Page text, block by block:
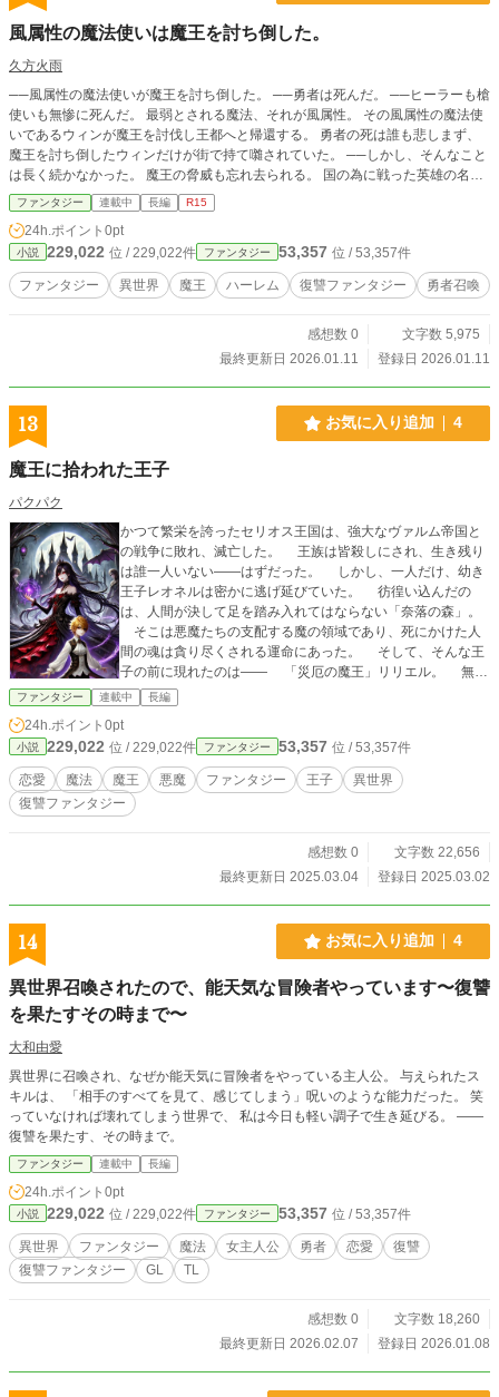
風属性の魔法使いは魔王を討ち倒した。
久方火雨
──風属性の魔法使いが魔王を討ち倒した。 ──勇者は死んだ。 ──ヒーラーも槍
使いも無惨に死んだ。 最弱とされる魔法、それが風属性。 その風属性の魔法使
いであるウィンが魔王を討伐し王都へと帰還する。 勇者の死は誰も悲しまず、
魔王を討ち倒したウィンだけが街で持て囃されていた。 ──しかし、そんなこと
は長く続かなかった。 魔王の脅威も忘れ去られる。 国の為に戦った英雄の名さ
えも。 平和ボケしたくそったれな世界。 功績を残したウィンさえもただの時の
人。 国王はそんなことさえも忘れたらしい。 仲間を失ったウィンの精神的ダメ
ージは蓄積していった。 「なぁ勇者……俺達はどうして戦っていたんだろう
な」 ウィンは勇者の名前も顔も思い出せなくなった頃、ある咄嗟の閃きをす
る。 「こんなクソったれな世界ならいっそ壊してしまおうか」 ウィンの復讐が
始まる。 共に復讐を願う回復術師リィラと共に新魔王軍を設立する。 配下とし
勇者。 ──お前はこんな世界を守りたかったのか？
ファンタジー 連載中 長編 R15
24h.ポイント 0pt
小説 229,022 位 / 229,022件 ファンタジー 53,357 位 / 53,357件
ファンタジー 異世界 魔王 ハーレム 復讐ファンタジー 勇者召喚
感想数 0
文字数 5,975
最終更新日 2026.01.11
登録日 2026.01.11
13 お気に入り追加 4
魔王に拾われた王子
パクパク
かつて繁栄を誇ったセリオス王国は、強大なヴァルム帝国と
の戦争に敗れ、滅亡した。 王族は皆殺しにされ、生き残り
は誰一人いない——はずだった。 しかし、一人だけ、幼き
王子レオネルは密かに逃げ延びていた。 彷徨い込んだの
は、人間が決して足を踏み入れてはならない「奈落の森」。
そこは悪魔たちの支配する魔の領域であり、死にかけた人
間の魂は貪り尽くされる運命にあった。 そして、そんな王
子の前に現れたのは—— 「災厄の魔王」リリエル。 無慈
悲で冷酷、魂を喰らい生きる絶対的な存在。 本来ならば、
彼女の手によって幼き王子は死ぬはずだった。 しかし、レ
オネルの澄んだ蒼碧の瞳を見た瞬間、彼女はなぜか手を止め
た。 「お母さんなの？」 ——それは、あまりにも純粋な
問いかけ。 そして魔王は、気まぐれにも「育てる」ことを
決めた。
ファンタジー 連載中 長編
24h.ポイント 0pt
小説 229,022 位 / 229,022件 ファンタジー 53,357 位 / 53,357件
恋愛 魔法 魔王 悪魔 ファンタジー 王子
異世界
復讐ファンタジー
感想数 0
文字数 22,656
最終更新日 2025.03.04
登録日 2025.03.02
14 お気に入り追加 4
異世界召喚されたので、能天気な冒険者やっています〜復讐
を果たすその時まで〜
大和由愛
異世界に召喚され、なぜか能天気に冒険者をやっている主人公。 与えられたス
キルは、 「相手のすべてを見て、感じてしまう」呪いのような能力だった。 笑
っていなければ壊れてしまう世界で、 私は今日も軽い調子で生き延びる。 ——
復讐を果たす、その時まで。
ファンタジー 連載中 長編
24h.ポイント 0pt
小説 229,022 位 / 229,022件 ファンタジー 53,357 位 / 53,357件
異世界 ファンタジー 魔法 女主人公 勇者 恋愛
復讐
復讐ファンタジー
GL TL
感想数 0
文字数 18,260
最終更新日 2026.02.07
登録日 2026.01.08